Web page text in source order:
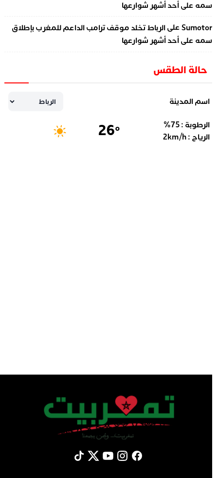
على أحد أشهر شوارعها
علىالرباط تخلد موقف ترامب الداعم للمغرب بإطلاق
على أحد أشهر شوارعها
حالة الطقس
اسم المدينة
الرطوبة : 75
%
الرياح :
2km/h
26